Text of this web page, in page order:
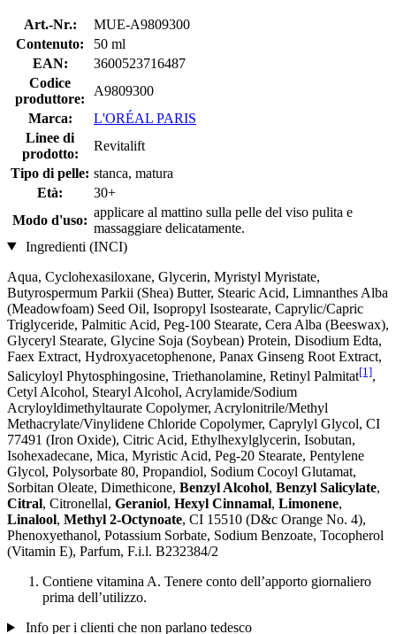
Art.-Nr.:
MUE-A9809300
Contenuto:
50 ml
EAN:
3600523716487
Codice
produttore:
A9809300
Marca:
L'ORÉAL PARIS
Linee di
prodotto:
Revitalift
Tipo di pelle: stanca, matura
Età:
30+
Modo d'uso:
applicare al mattino sulla pelle del viso pulita e
massaggiare delicatamente.
Ingredienti (INCI)
Aqua, Cyclohexasiloxane, Glycerin, Myristyl Myristate,
Butyrospermum Parkii (Shea) Butter, Stearic Acid, Limnanthes Alba
(Meadowfoam) Seed Oil, Isopropyl Isostearate, Caprylic/Capric
Triglyceride, Palmitic Acid, Peg-100 Stearate, Cera Alba (Beeswax),
Glyceryl Stearate, Glycine Soja (Soybean) Protein, Disodium Edta,
Faex Extract, Hydroxyacetophenone, Panax Ginseng Root Extract,
Salicyloyl Phytosphingosine, Triethanolamine, Retinyl Palmitat[1],
Cetyl Alcohol, Stearyl Alcohol, Acrylamide/Sodium
Acryloyldimethyltaurate Copolymer, Acrylonitrile/Methyl
Methacrylate/Vinylidene Chloride Copolymer, Caprylyl Glycol, CI
77491 (Iron Oxide), Citric Acid, Ethylhexylglycerin, Isobutan,
Isohexadecane, Mica, Myristic Acid, Peg-20 Stearate, Pentylene
Glycol, Polysorbate 80, Propandiol, Sodium Cocoyl Glutamat,
Sorbitan Oleate, Dimethicone, Benzyl Alcohol, Benzyl Salicylate,
Citral, Citronellal, Geraniol, Hexyl Cinnamal, Limonene,
Linalool, Methyl 2-Octynoate, CI 15510 (D&c Orange No. 4),
Phenoxyethanol, Potassium Sorbate, Sodium Benzoate, Tocopherol
(Vitamin E), Parfum, F.i.l. B232384/2
Contiene vitamina A. Tenere conto dell’apporto giornaliero
prima dell’utilizzo.
Info per i clienti che non parlano tedesco